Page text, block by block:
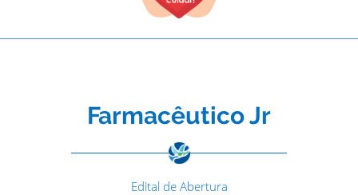
Farmacêutico Jr
Edital de Abertura